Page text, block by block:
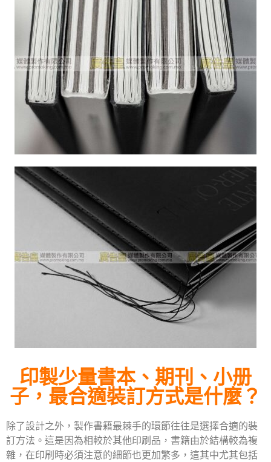
印製少量書本、期刊、小册
子，最合適裝訂方式是什麼？
除了設計之外，製作書籍最棘手的環節往往是選擇合適的裝
訂方法。這是因為相較於其他印刷品，書籍由於結構較為複
雜，在印刷時必須注意的細節也更加繁多，這其中尤其包括